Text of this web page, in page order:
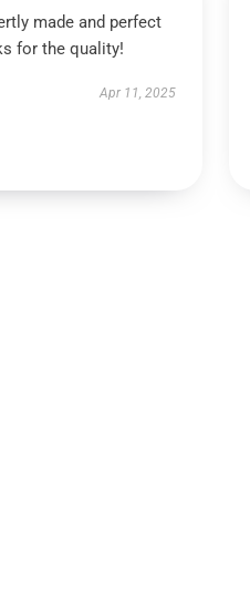
made and perfect
for the quality!
Apr 11, 2025